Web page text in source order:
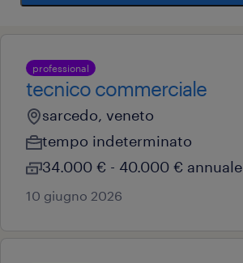
professional
tecnico commerciale
sarcedo, veneto
tempo indeterminato
34.000 € - 40.000 € annuale
10 giugno 2026